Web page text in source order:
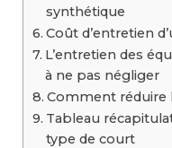
synthétique
Coût d’entretien
L’entretien des
à ne pas négliger
Comment réduire
Tableau
type de court